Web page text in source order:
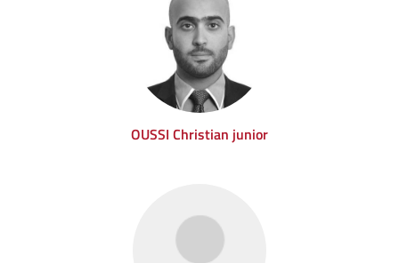
OUSSI Christian junior